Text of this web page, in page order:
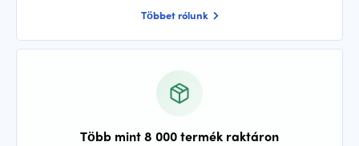
Többet rólunk
Több mint 8 000 termék raktáron